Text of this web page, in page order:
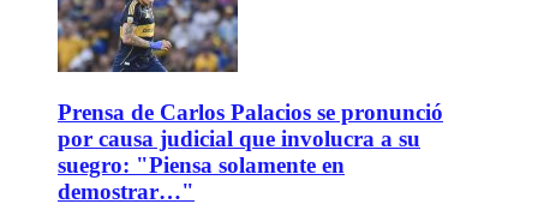
Prensa de Carlos Palacios se pronunció
por causa judicial que involucra a su
suegro: "Piensa solamente en
demostrar…"